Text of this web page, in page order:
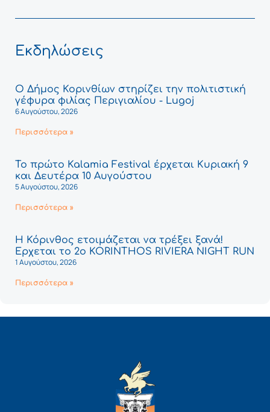
Εκδηλώσεις
Ο Δήμος Κορινθίων στηρίζει την πολιτιστική
γέφυρα φιλίας Περιγιαλίου - Lugoj
6 Αυγούστου, 2026
Περισσότερα »
Το πρώτο Kalamia Festival έρχεται Κυριακή 9
και Δευτέρα 10 Αυγούστου
5 Αυγούστου, 2026
Περισσότερα »
Η Κόρινθος ετοιμάζεται να τρέξει ξανά!
Έρχεται το 2ο KORINTHOS RIVIERA NIGHT RUN
1 Αυγούστου, 2026
Περισσότερα »